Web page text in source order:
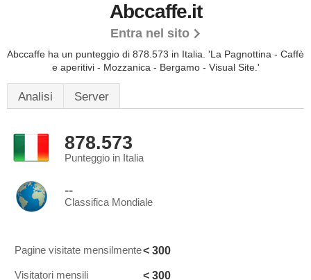
Abccaffe.it
Entra nel sito
Abccaffe ha un punteggio di 878.573 in Italia. 'La Pagnottina - Caffè
e aperitivi - Mozzanica - Bergamo - Visual Site.'
Analisi Server
878.573
Punteggio in Italia
--
Classifica Mondiale
Pagine visitate mensilmente< 300
Visitatori mensili < 300